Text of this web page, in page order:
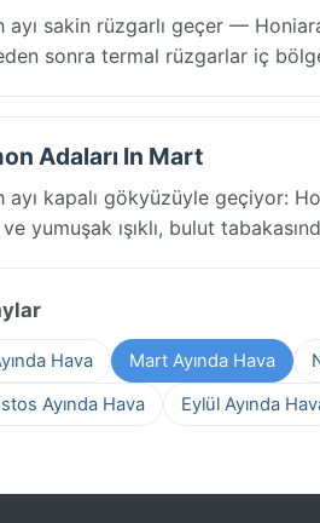
ayı sakin rüzgarlı geçer —
sonra termal rüzgarlar iç
Adaları In Mart
ayı kapalı gökyüzüyle geçiyor:
yumuşak ışıklı, bulut
Hava Mart Ayında Hava
Ayında Hava Eylül Ayında